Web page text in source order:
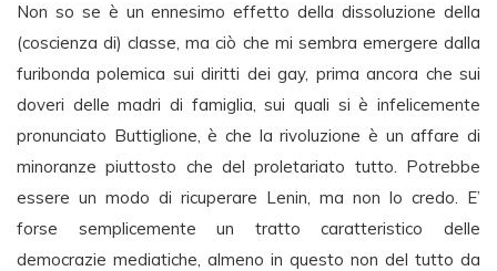
Non so se è un ennesimo effetto della dissoluzione della
(coscienza di) classe, ma ciò che mi sembra emergere dalla
furibonda polemica sui diritti dei gay, prima ancora che sui
doveri delle madri di famiglia, sui quali si è infelicemente
pronunciato Buttiglione, è che la rivoluzione è un affare di
minoranze piuttosto che del proletariato tutto. Potrebbe
essere un modo di ricuperare Lenin, ma non lo credo. E’
forse semplicemente un tratto caratteristico delle
democrazie mediatiche, almeno in questo non del tutto da